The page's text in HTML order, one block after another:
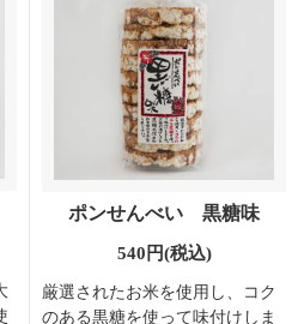
ポンせんべい 黒糖味
540円(税込)
厳選されたお米を使用し、コク
のある黒糖を使って味付けしま